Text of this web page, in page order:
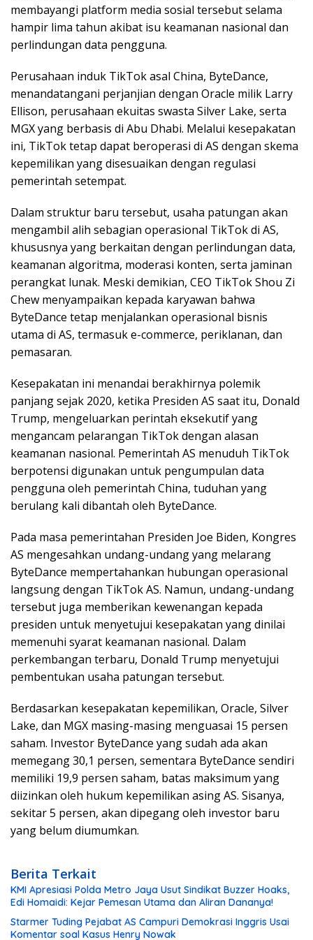
membayangi platform media sosial tersebut selama
hampir lima tahun akibat isu keamanan nasional dan
perlindungan data pengguna.
Perusahaan induk TikTok asal China, ByteDance,
menandatangani perjanjian dengan Oracle milik Larry
Ellison, perusahaan ekuitas swasta Silver Lake, serta
MGX yang berbasis di Abu Dhabi. Melalui kesepakatan
ini, TikTok tetap dapat beroperasi di AS dengan skema
kepemilikan yang disesuaikan dengan regulasi
pemerintah setempat.
Dalam struktur baru tersebut, usaha patungan akan
mengambil alih sebagian operasional TikTok di AS,
khususnya yang berkaitan dengan perlindungan data,
keamanan algoritma, moderasi konten, serta jaminan
perangkat lunak. Meski demikian, CEO TikTok Shou Zi
Chew menyampaikan kepada karyawan bahwa
ByteDance tetap menjalankan operasional bisnis
utama di AS, termasuk e-commerce, periklanan, dan
pemasaran.
Kesepakatan ini menandai berakhirnya polemik
panjang sejak 2020, ketika Presiden AS saat itu, Donald
Trump, mengeluarkan perintah eksekutif yang
mengancam pelarangan TikTok dengan alasan
keamanan nasional. Pemerintah AS menuduh TikTok
berpotensi digunakan untuk pengumpulan data
pengguna oleh pemerintah China, tuduhan yang
berulang kali dibantah oleh ByteDance.
Pada masa pemerintahan Presiden Joe Biden, Kongres
AS mengesahkan undang-undang yang melarang
ByteDance mempertahankan hubungan operasional
langsung dengan TikTok AS. Namun, undang-undang
tersebut juga memberikan kewenangan kepada
presiden untuk menyetujui kesepakatan yang dinilai
memenuhi syarat keamanan nasional. Dalam
perkembangan terbaru, Donald Trump menyetujui
pembentukan usaha patungan tersebut.
Berdasarkan kesepakatan kepemilikan, Oracle, Silver
Lake, dan MGX masing-masing menguasai 15 persen
saham. Investor ByteDance yang sudah ada akan
memegang 30,1 persen, sementara ByteDance sendiri
memiliki 19,9 persen saham, batas maksimum yang
diizinkan oleh hukum kepemilikan asing AS. Sisanya,
sekitar 5 persen, akan dipegang oleh investor baru
yang belum diumumkan.
Berita Terkait
KMI Apresiasi Polda Metro Jaya Usut Sindikat Buzzer Hoaks,
Edi Homaidi: Kejar Pemesan Utama dan Aliran Dananya!
Starmer Tuding Pejabat AS Campuri Demokrasi Inggris Usai
Komentar soal Kasus Henry Nowak